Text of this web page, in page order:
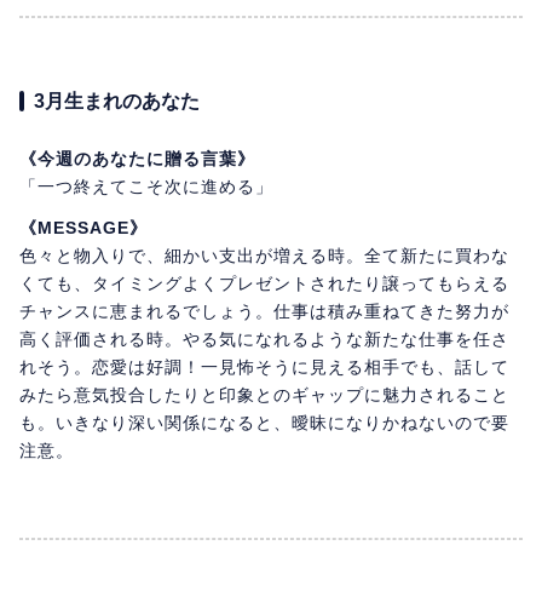
3月生まれのあなた
《今週のあなたに贈る言葉》
「一つ終えてこそ次に進める」
《MESSAGE》
色々と物入りで、細かい支出が増える時。全て新たに買わな
くても、タイミングよくプレゼントされたり譲ってもらえる
チャンスに恵まれるでしょう。仕事は積み重ねてきた努力が
高く評価される時。やる気になれるような新たな仕事を任さ
れそう。恋愛は好調！一見怖そうに見える相手でも、話して
みたら意気投合したりと印象とのギャップに魅力されること
も。いきなり深い関係になると、曖昧になりかねないので要
注意。